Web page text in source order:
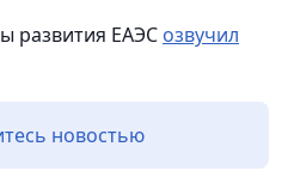
развития ЕАЭС озвучил
новостью